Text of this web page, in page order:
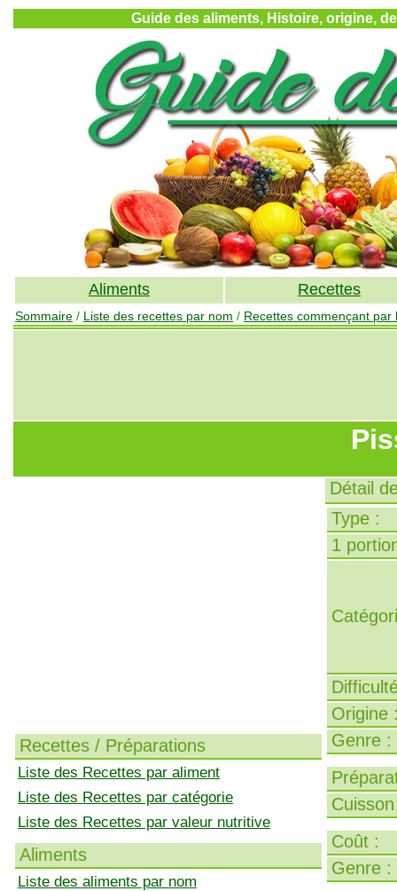
Guide des aliments, Histoire, origine,
Aliments Recettes
Sommaire / Liste des recettes par nom / Recettes commençant par
Recettes / Préparations
Liste des Recettes par aliment
Liste des Recettes par catégorie
Liste des Recettes par valeur nutritive
Aliments
Liste des aliments par nom
Détail
Type :
1
Origine
Genre :
Coût :
Genre :